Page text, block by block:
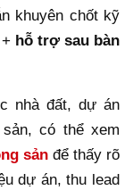
khuyên chốt kỹ
+ hỗ trợ sau bàn
nhà đất, dự án
có thể xem
sảnđể thấy rõ
dự án, thu lead